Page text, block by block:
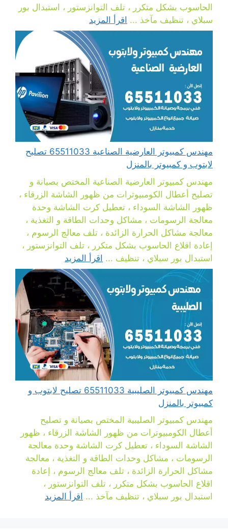
الحاسوب بشكل متكرر ، تلف التوانزستور ، استبدال بور
سبلاي ، تنظيف مآخذ ... اقرأ المزيد
مهندس كمبيوتر العارضية الصناعية 65511033 تصليح
لابتوب و كمبيوتر بالمنزل
مهندس كمبيوتر العارضية الصناعية المختص بصيانة و
تصليح أعطال الكومبيوترات من ظهور الشاشة الزرقاء ،
ظهور الشاشة السوداء ، تعطيل كرت الشاشة وحدة
معالجة الرسومات ، مشاكل وحدات الطاقة و التغذية ،
معالجة مشاكل الحرارة الزائدة ، تلف معالج الرسوم ،
إعادة اقلاع الحاسوب بشكل متكرر ، تلف التوانزستور ،
استبدال بور سبلاي ، تنظيف ... اقرأ المزيد
مهندس كمبيوتر الصليبية 65511033 تصليح لابتوب و
كمبيوتر بالمنزل
مهندس كمبيوتر الصليبية المختص بصيانة و تصليح
أعطال الكومبيوترات من ظهور الشاشة الزرقاء ، ظهور
الشاشة السوداء ، تعطيل كرت الشاشة وحدة معالجة
الرسومات ، مشاكل وحدات الطاقة و التغذية ، معالجة
مشاكل الحرارة الزائدة ، تلف معالج الرسوم ، إعادة
اقلاع الحاسوب بشكل متكرر ، تلف التوانزستور ،
استبدال بور سبلاي ، تنظيف مآخذ ... اقرأ المزيد